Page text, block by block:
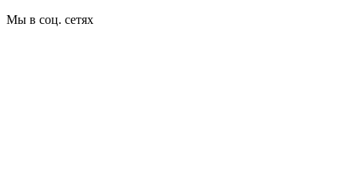
Мы в соц. сетях